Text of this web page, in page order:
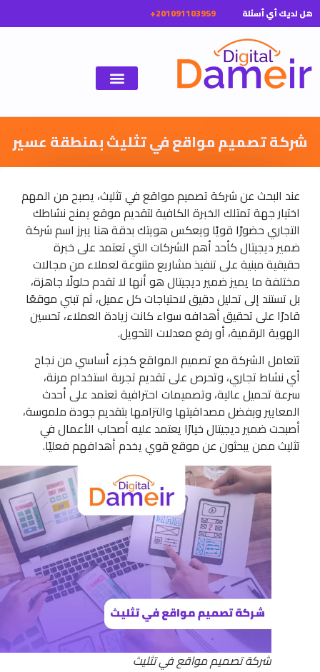
لديك أي أسئلة
شركة تصميم مواقع في تثليث بمنطقة عسير
عند البحث عن شركة تصميم مواقع في تثليث، يصبح من المهم
اختيار جهة تمتلك الخبرة الكافية لتقديم موقع يمنح نشاطك
التجاري حضورًا قويًا ويعكس هويتك بدقة هنا يبرز اسم شركة
ضمير ديجيتال كأحد أهم الشركات التي تعتمد على خبرة
حقيقية مبنية على تنفيذ مشاريع متنوعة لعملاء من مجالات
مختلفة ما يميز ضمير ديجيتال هو أنها لا تقدم حلولًا جاهزة،
بل تستند إلى تحليل دقيق لاحتياجات كل عميل، ثم تبني موقعًا
قادرًا على تحقيق أهدافه سواء كانت زيادة العملاء، تحسين
الهوية الرقمية، أو رفع معدلات التحويل.
تتعامل الشركة مع تصميم المواقع كجزء أساسي من نجاح
أي نشاط تجاري، وتحرص على تقديم تجربة استخدام مرنة،
سرعة تحميل عالية، وتصميمات احترافية تعتمد على أحدث
المعايير وبفضل مصداقيتها والتزامها بتقديم جودة ملموسة،
أصبحت ضمير ديجيتال خيارًا يعتمد عليه أصحاب الأعمال في
تثليث ممن يبحثون عن موقع قوي يخدم أهدافهم فعليًا.
شركة تصميم مواقع في تثليث